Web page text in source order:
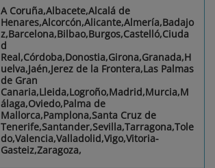
A Coruña,Albacete,Alcalá de
Henares,Alcorcón,Alicante,Almería,Badajo
z,Barcelona,Bilbao,Burgos,Castelló,Ciuda
d
Real,Córdoba,Donostia,Girona,Granada,H
uelva,Jaén,Jerez de la Frontera,Las Palmas
de Gran
Canaria,Lleida,Logroño,Madrid,Murcia,M
álaga,Oviedo,Palma de
Mallorca,Pamplona,Santa Cruz de
Tenerife,Santander,Sevilla,Tarragona,Tole
do,Valencia,Valladolid,Vigo,Vitoria-
Gasteiz,Zaragoza,